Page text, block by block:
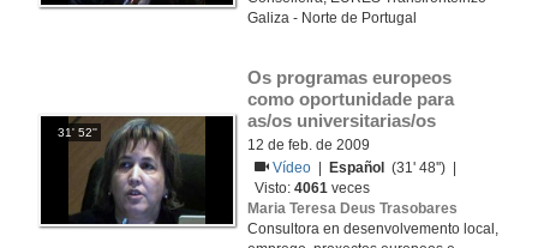
Galiza - Norte de Portugal
31' 52''
Os programas europeos
como oportunidade para
as/os universitarias/os
12 de feb. de 2009
Vídeo
Español
(31' 48'') |
Visto:4061 veces
Maria Teresa Deus Trasobares
Consultora en desenvolvemento local,